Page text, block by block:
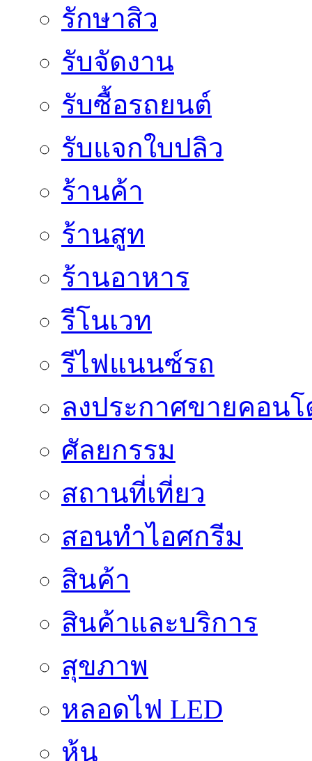
รักษาสิว
รับจัดงาน
รับซื้อรถยนต์
รับแจกใบปลิว
ร้านค้า
ร้านสูท
ร้านอาหาร
รีโนเวท
รีไฟแนนซ์รถ
ลงประกาศขายคอน
ศัลยกรรม
สถานที่เที่ยว
สอนทำไอศกรีม
สินค้า
สินค้าและบริการ
สุขภาพ
หลอดไฟ LED
หุ้น